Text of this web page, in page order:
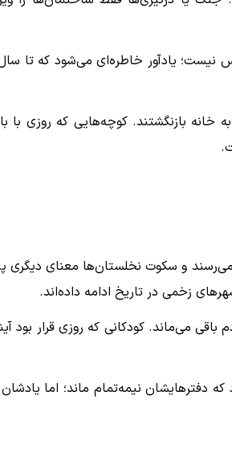
نیست؛ یادآور خاطره‌ای می‌شود که تا
خانه بازنگشتند. کوچه‌هایی که روزی با
و سکوت نخلستان‌ها معنای دیگری
زخمی در تاریخ ادامه داده‌اند.
می‌ماند. کودکانی که روزی قرار بود
دفترهایشان نیمه‌تمام ماند؛ اما